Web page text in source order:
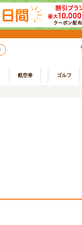
航空券 ゴルフ